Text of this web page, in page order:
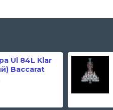
Ul 84L Klar
Baccarat